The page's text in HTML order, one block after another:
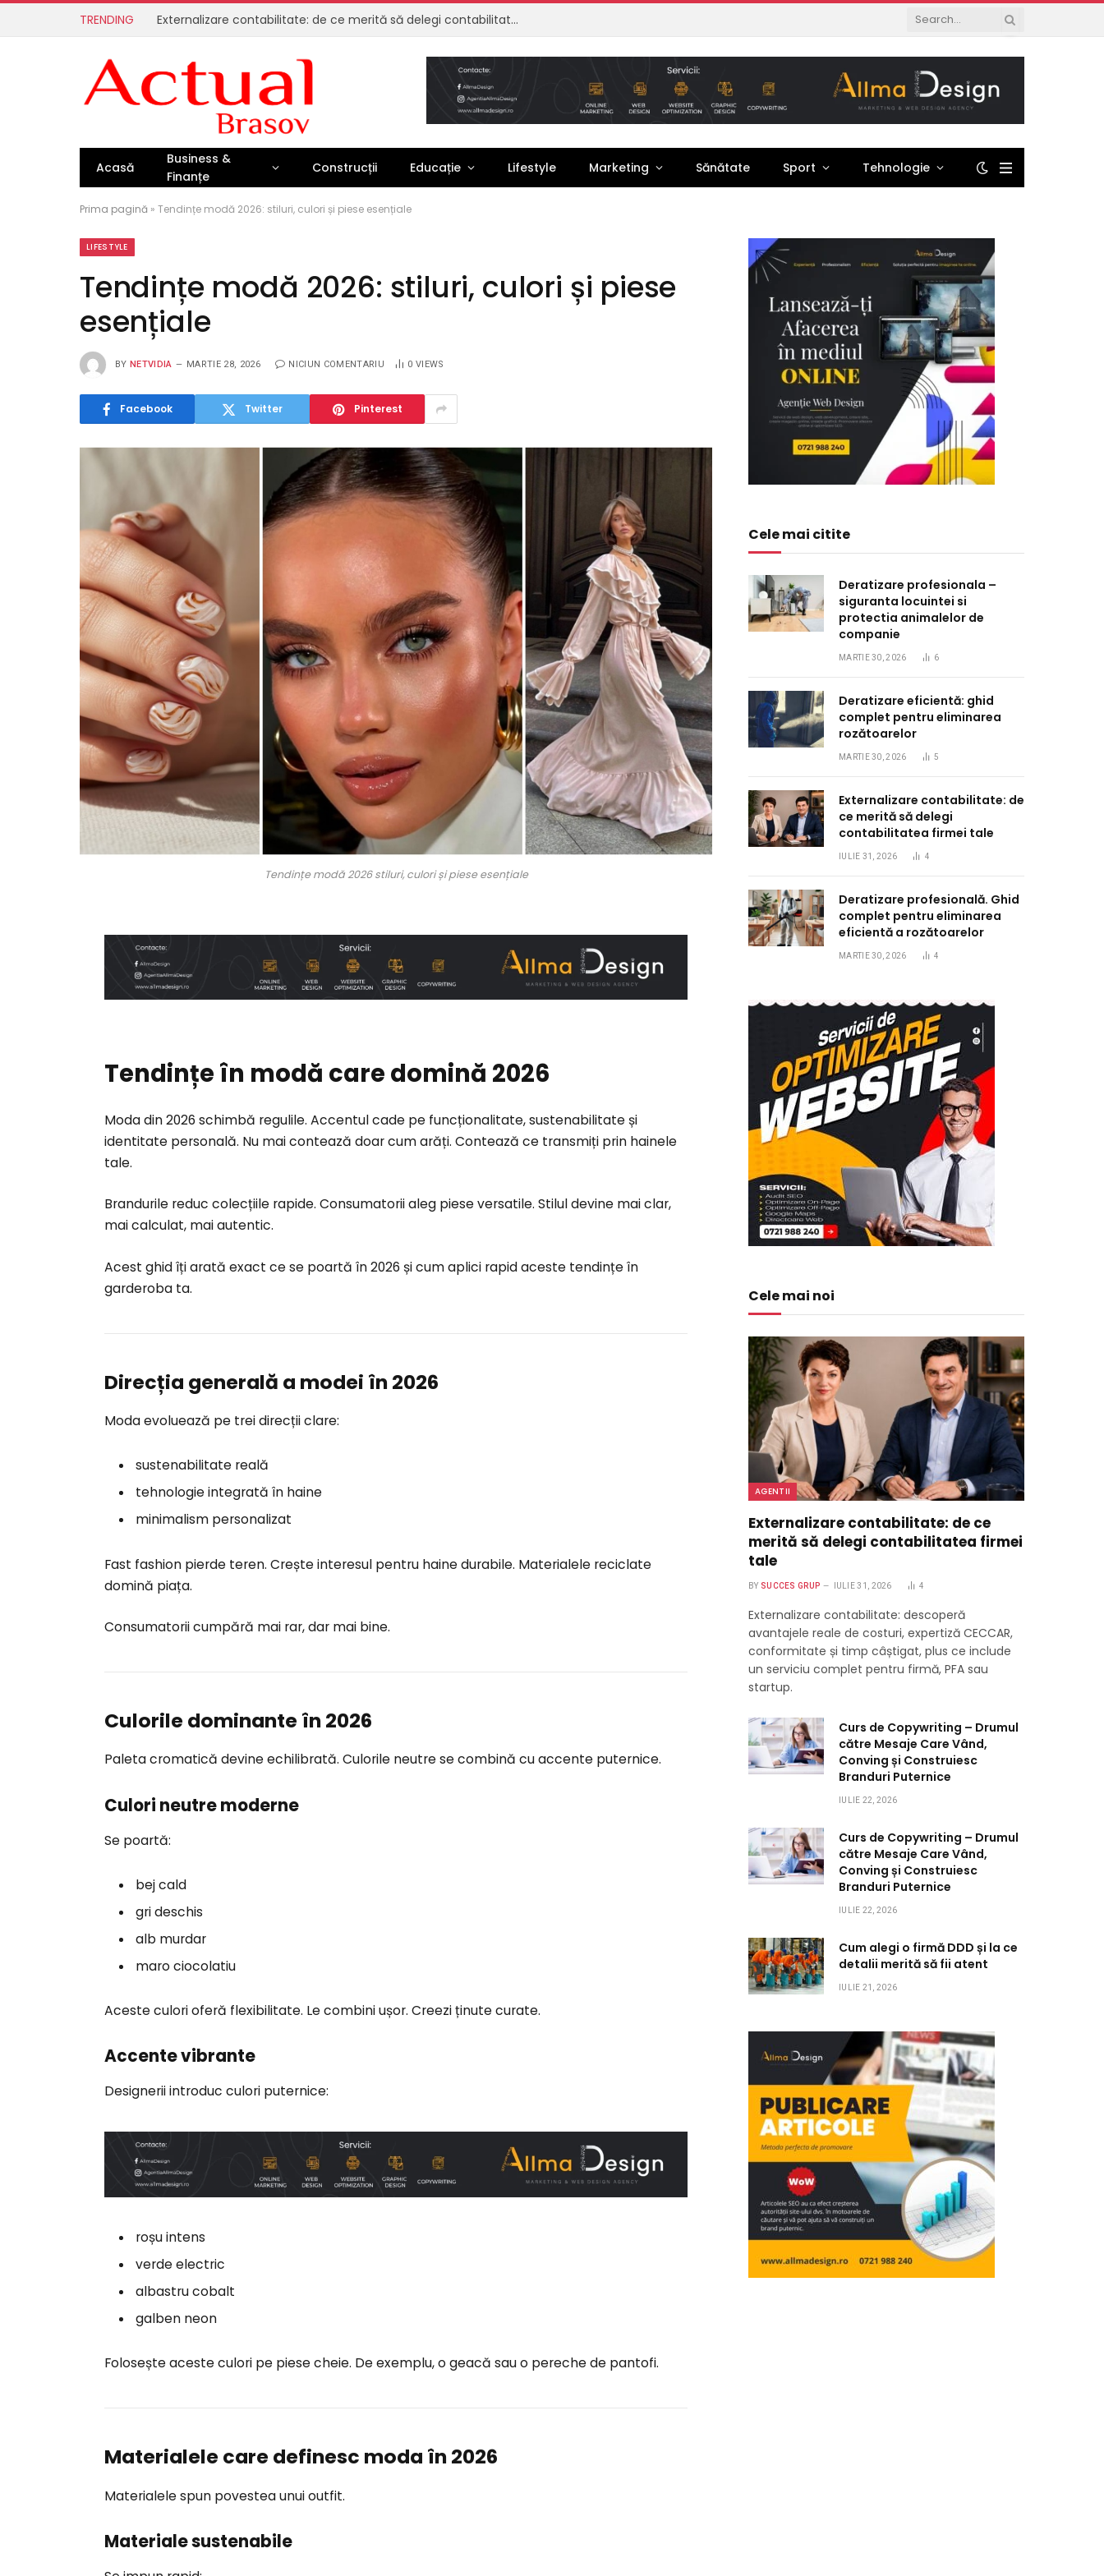
TRENDING Externalizare contabilitate: de ce merită să delegi contabilitatea firmei tale
Acasă
Business &
Finanțe
Construcții Educație Lifestyle Marketing Sănătate Sport Tehnologie
Prima pagină » Tendințe modă 2026: stiluri, culori și piese esențiale
LIFESTYLE
Tendințe modă 2026: stiluri, culori și piese
esențiale
BY NETVIDIA MARTIE 28, 2026 NICIUN COMENTARIU 0 VIEWS
Facebook Twitter Pinterest
Tendințe modă 2026 stiluri, culori și piese esențiale
Tendințe în modă care domină 2026
Moda din 2026 schimbă regulile. Accentul cade pe funcționalitate, sustenabilitate și
identitate personală. Nu mai contează doar cum arăți. Contează ce transmiți prin hainele
tale.
Brandurile reduc colecțiile rapide. Consumatorii aleg piese versatile. Stilul devine mai clar,
mai calculat, mai autentic.
Acest ghid îți arată exact ce se poartă în 2026 și cum aplici rapid aceste tendințe în
garderoba ta.
Direcția generală a modei în 2026
Moda evoluează pe trei direcții clare:
sustenabilitate reală
tehnologie integrată în haine
minimalism personalizat
Fast fashion pierde teren. Crește interesul pentru haine durabile. Materialele reciclate
domină piața.
Consumatorii cumpără mai rar, dar mai bine.
Culorile dominante în 2026
Paleta cromatică devine echilibrată. Culorile neutre se combină cu accente puternice.
Culori neutre moderne
Se poartă:
bej cald
gri deschis
alb murdar
maro ciocolatiu
Aceste culori oferă flexibilitate. Le combini ușor. Creezi ținute curate.
Accente vibrante
Designerii introduc culori puternice:
roșu intens
verde electric
albastru cobalt
galben neon
Folosește aceste culori pe piese cheie. De exemplu, o geacă sau o pereche de pantofi.
Materialele care definesc moda în 2026
Materialele spun povestea unui outfit.
Materiale sustenabile
Cele mai citite
Deratizare profesionala –
siguranta locuintei si
protectia animalelor de
companie
MARTIE 30, 2026 6
Deratizare eficientă: ghid
complet pentru eliminarea
rozătoarelor
MARTIE 30, 2026 5
Externalizare contabilitate: de
ce merită să delegi
contabilitatea firmei tale
IULIE 31, 2026 4
Deratizare profesională. Ghid
complet pentru eliminarea
eficientă a rozătoarelor
MARTIE 30, 2026 4
Cele mai noi
AGENTII
Externalizare contabilitate: de ce
merită să delegi contabilitatea firmei
tale
BY SUCCES GRUP IULIE 31, 2026 4
Externalizare contabilitate: descoperă
avantajele reale de costuri, expertiză CECCAR,
conformitate și timp câștigat, plus ce include
un serviciu complet pentru firmă, PFA sau
startup.
Curs de Copywriting – Drumul
către Mesaje Care Vând,
Conving și Construiesc
Branduri Puternice
IULIE 22, 2026
Curs de Copywriting – Drumul
către Mesaje Care Vând,
Conving și Construiesc
Branduri Puternice
IULIE 22, 2026
Cum alegi o firmă DDD și la ce
detalii merită să fii atent
IULIE 21, 2026